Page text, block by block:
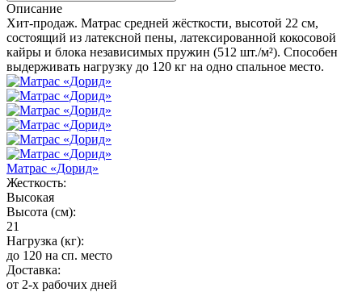
Описание
Хит-продаж. Матрас средней жёсткости, высотой 22 см,
состоящий из латексной пены, латексированной кокосовой
кайры и блока независимых пружин (512 шт./м²). Способен
выдерживать нагрузку до 120 кг на одно спальное место.
Матрас «Дорид»
Жесткость:
Высокая
Высота (см):
21
Нагрузка (кг):
до 120 на сп. место
Доставка:
от 2-х рабочих дней